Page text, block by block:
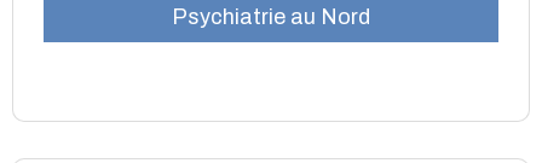
Psychiatrie au Nord